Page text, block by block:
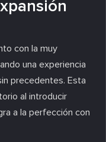
con la muy
una experiencia
precedentes. Esta
al introducir
a la perfección con